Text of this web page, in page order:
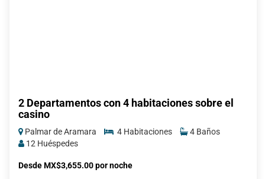
2 Departamentos con 4 habitaciones sobre el
casino
Palmar de Aramara 4 Habitaciones
4 Baños
12 Huéspedes
Desde MX$3,655.00 por noche